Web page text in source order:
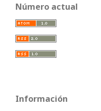
Número actual
Información